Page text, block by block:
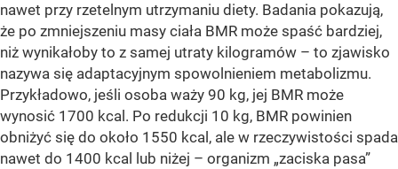
nawet przy rzetelnym utrzymaniu diety. Badania pokazują,
że po zmniejszeniu masy ciała BMR może spaść bardziej,
niż wynikałoby to z samej utraty kilogramów – to zjawisko
nazywa się adaptacyjnym spowolnieniem metabolizmu.
Przykładowo, jeśli osoba waży 90 kg, jej BMR może
wynosić 1700 kcal. Po redukcji 10 kg, BMR powinien
obniżyć się do około 1550 kcal, ale w rzeczywistości spada
nawet do 1400 kcal lub niżej – organizm „zaciska pasa”